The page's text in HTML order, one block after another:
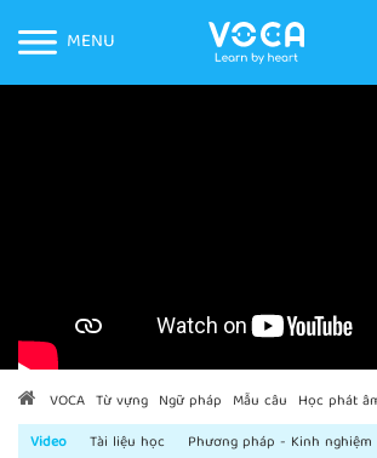
MENU
VOCA Từ vựng Ngữ pháp Mẫu câu Học phát
Video
Tài liệu học
Phương pháp - Kinh nghiệm